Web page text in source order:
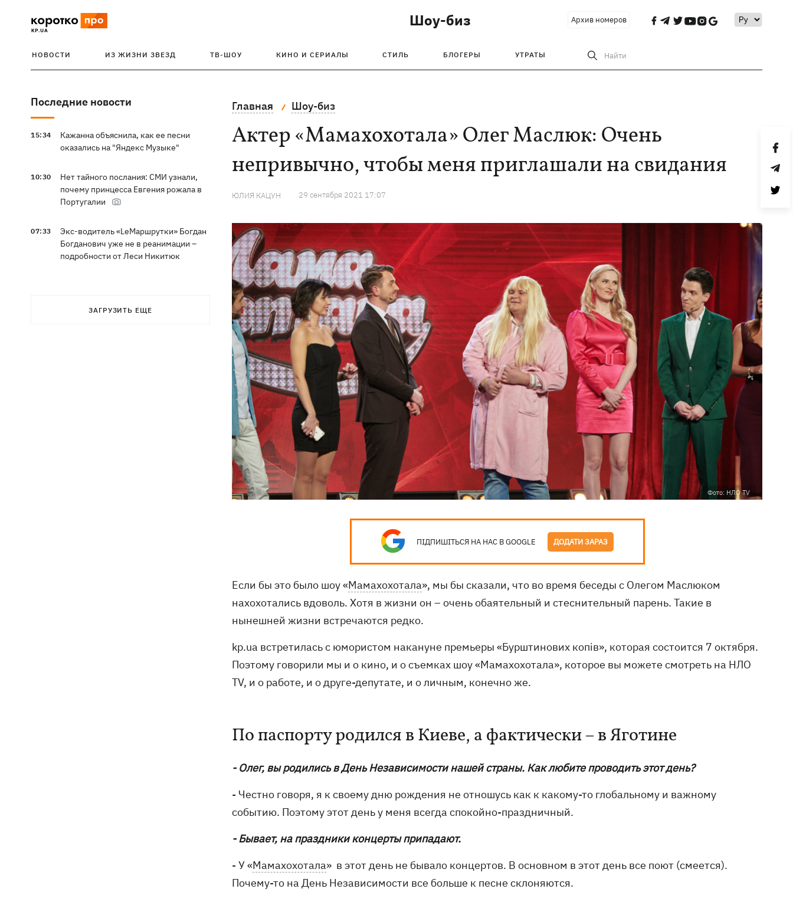
Шоу-биз Архив номеров
НОВОСТИ ИЗ ЖИЗНИ ЗВЕЗД ТВ-ШОУ КИНО И СЕРИАЛЫ СТИЛЬ БЛОГЕРЫ УТРАТЫ Найти
Последние новости
15:34
Кажанна объяснила, как ее песни
оказались на "Яндекс Музыке"
10:30
Нет тайного послания: СМИ узнали,
почему принцесса Евгения рожала в
Португалии
07:33
Экс-водитель «LeМаршрутки» Богдан
Богданович уже не в реанимации –
подробности от Леси Никитюк
ЗАГРУЗИТЬ ЕЩЕ
Главная Шоу-биз
Актер «Мамахохотала» Олег Маслюк: Очень
непривычно, чтобы меня приглашали на свидания
ЮЛИЯ КАЦУН 29 сентября 2021 17:07
Фото: НЛО TV
ПІДПИШІТЬСЯ НА НАС В GOOGLE ДОДАТИ ЗАРАЗ
Если бы это было шоу «Мамахохотала», мы бы сказали, что во время беседы с Олегом Маслюком
нахохотались вдоволь. Хотя в жизни он – очень обаятельный и стеснительный парень. Такие в
нынешней жизни встречаются редко.
kp.ua встретилась с юмористом накануне премьеры «Бурштинових копів», которая состоится 7 октября.
Поэтому говорили мы и о кино, и о съемках шоу «Мамахохотала», которое вы можете смотреть на НЛО
TV, и о работе, и о друге-депутате, и о личным, конечно же.
По паспорту родился в Киеве, а фактически – в Яготине
- Олег, вы родились в День Независимости нашей страны. Как любите проводить этот день?
- Честно говоря, я к своему дню рождения не отношусь как к какому-то глобальному и важному
событию. Поэтому этот день у меня всегда спокойно-праздничный.
- Бывает, на праздники концерты припадают.
- У «Мамахохотала» в этот день не бывало концертов. В основном в этот день все поют (смеется).
Почему-то на День Независимости все больше к песне склоняются.